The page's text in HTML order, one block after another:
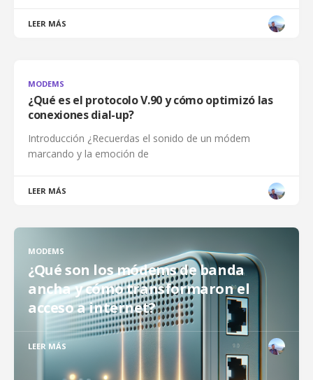
LEER MÁS
MODEMS
¿Qué es el protocolo V.90 y cómo optimizó las
conexiones dial-up?
Introducción ¿Recuerdas el sonido de un módem
marcando y la emoción de
LEER MÁS
MODEMS
¿Qué son los módems de banda
ancha y cómo transformaron el
acceso a internet?
LEER MÁS